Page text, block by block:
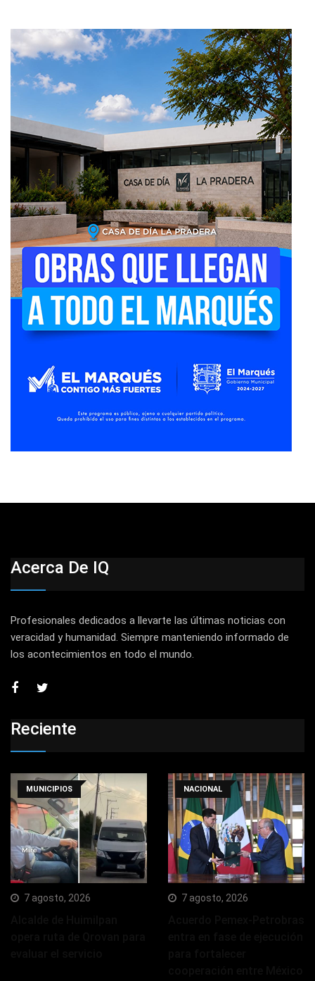
Acerca De IQ
Profesionales dedicados a llevarte las últimas noticias con
veracidad y humanidad. Siempre manteniendo informado de
los acontecimientos en todo el mundo.
Reciente
MUNICIPIOS
7 agosto, 2026
NACIONAL
7 agosto, 2026